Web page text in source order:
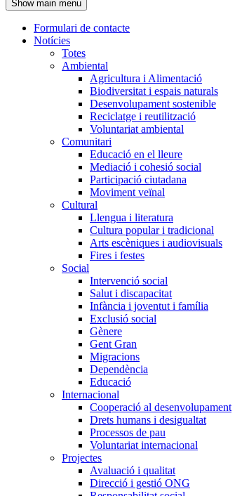
l'encapçalament
Show main menu
Navegació
principal
Formulari de contacte
Notícies
Totes
Ambiental
Agricultura i Alimentació
Biodiversitat i espais naturals
Desenvolupament sostenible
Reciclatge i reutilització
Voluntariat ambiental
Comunitari
Educació en el lleure
Mediació i cohesió social
Participació ciutadana
Moviment veïnal
Cultural
Llengua i literatura
Cultura popular i tradicional
Arts escèniques i audiovisuals
Fires i festes
Social
Intervenció social
Salut i discapacitat
Infància i joventut i família
Exclusió social
Gènere
Gent Gran
Migracions
Dependència
Educació
Internacional
Cooperació al desenvolupament
Drets humans i desigualtat
Processos de pau
Voluntariat internacional
Projectes
Avaluació i qualitat
Direcció i gestió ONG